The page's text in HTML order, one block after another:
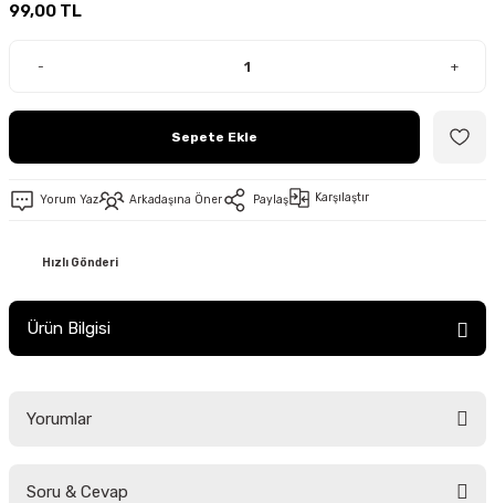
99,00 TL
- +
Sepete Ekle
Yorum Yaz Arkadaşına Öner Paylaş Karşılaştır
Hızlı Gönderi
Ürün Bilgisi
Yorumlar
Soru & Cevap